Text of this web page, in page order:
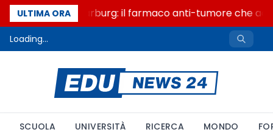
ULTIMA ORA
Un secolo di Warburg: il farmaco anti-tumore che
Loading...
SCUOLA UNIVERSITÀ RICERCA MONDO